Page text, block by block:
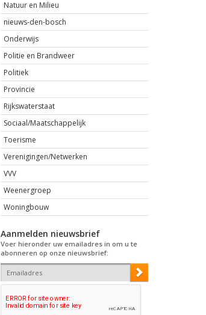
Natuur en Milieu
nieuws-den-bosch
Onderwijs
Politie en Brandweer
Politiek
Provincie
Rijkswaterstaat
Sociaal/Maatschappelijk
Toerisme
Verenigingen/Netwerken
VVV
Weenergroep
Woningbouw
Aanmelden nieuwsbrief
Voer hieronder uw emailadres in om u te
abonneren op onze nieuwsbrief: